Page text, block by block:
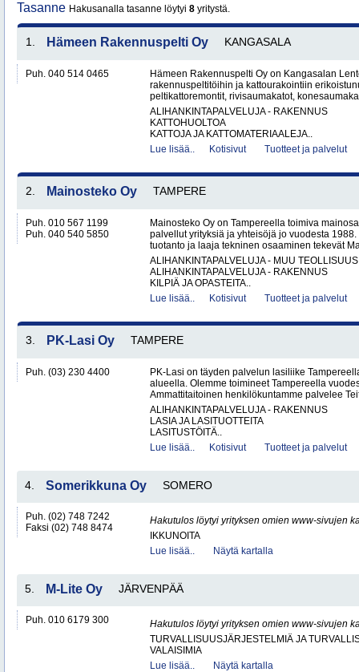
Tasanne Hakusanalla tasanne löytyi 8 yritystä.
1. Hämeen Rakennuspelti Oy KANGASALA
Puh. 040 514 0465
Hämeen Rakennuspelti Oy on Kangasalan
rakennuspeltitöihin ja kattourakointiin
peltikattoremontit, rivisaumakatot,
ALIHANKINTAPALVELUJA - RAKENNUS
KATTOHUOLTOA
KATTOJA JA KATTOMATERIAALEJA..
Lue lisää..
Kotisivut Tuotteet ja palvelut
2. Mainosteko Oy TAMPERE
Puh. 010 567 1199
Puh. 040 540 5850
Mainosteko Oy on Tampereella toimiva
palvellut yrityksiä ja yhteisöjä jo vuodesta
tuotanto ja laaja tekninen osaaminen tekevät
ALIHANKINTAPALVELUJA - MUU TEOLLISUUS
ALIHANKINTAPALVELUJA - RAKENNUS
KILPIÄ JA OPASTEITA..
Lue lisää..
Kotisivut Tuotteet ja palvelut
3. PK-Lasi Oy TAMPERE
Puh. (03) 230 4400
PK-Lasi on täyden palvelun lasiliike
alueella. Olemme toimineet Tampereella
Ammattitaitoinen henkilökuntamme palvelee
ALIHANKINTAPALVELUJA - RAKENNUS
LASIA JA LASITUOTTEITA
LASITUSTÖITÄ..
Lue lisää..
Kotisivut Tuotteet ja palvelut
4. Somerikkuna Oy SOMERO
Puh. (02) 748 7242
Faksi (02) 748 8474
Hakutulos löytyi yrityksen omien www-sivujen
IKKUNOITA
Lue lisää..
Näytä kartalla
5. M-Lite Oy JÄRVENPÄÄ
Puh. 010 6179 300
Hakutulos löytyi yrityksen omien www-sivujen
TURVALLISUUSJÄRJESTELMIÄ JA
VALAISIMIA
Lue lisää..
Näytä kartalla